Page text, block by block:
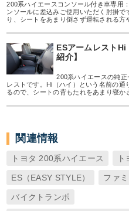
200系ハイエースコンソール付き車専用
ンソールに差込みご使用いただく肘掛
り、シートをあまり倒さず運転される方
ESアームレスト
紹介】
200系ハイエースの純
レストです。Hi（ハイ）という名前の
るので、シートの背もたれをあまり寝か
関連情報
トヨタ 200系ハイエース
ES（EASY STYLE） ファ
バイクトランポ